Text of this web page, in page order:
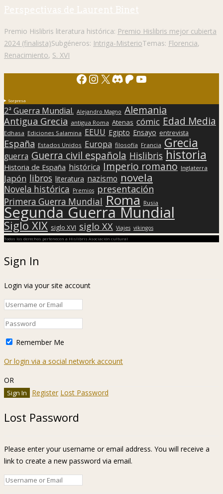
Perspectivas de Laurent Binet
Premio Hislibris literatura histórica: Premio Hislibris mejor cubierta
2024 (finalista)Subgéneros: Intriga-MisterioTemas: Florencia,
Renacimiento, S. XVI
Facebook
Instagram
X Discord
Patreon
YouTube
Sorpresa
2ª Guerra Mundial. Alejandro Magno Alemania
Antigua Grecia antigua Roma Atenas cómic Edad Media
Edhasa Ediciones Salamina EEUU Egipto Ensayo entrevista
España Estados Unidos Europa filosofía Francia Grecia
guerra Guerra civil española Hislibris historia
Historia de España histórica Imperio romano Inglaterra
Japón libros literatura nazismo novela
Novela histórica Premios presentación
Primera Guerra Mundial Roma Rusia
Segunda Guerra Mundial
Siglo XIX siglo XVI siglo XX Viajes vikingos
Todos los derechos pertenecen a Hislibris Asociación cultural
Sign In
Login via your site account
Remember Me
Or login via a social network account
OR
Register Lost Password
Lost Password
Please enter your username or email address. You will receive a
link to create a new password via email.